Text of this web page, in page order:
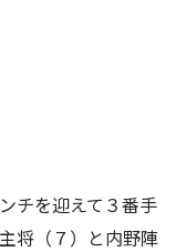
チを迎えて３番手
将（７）と内野陣